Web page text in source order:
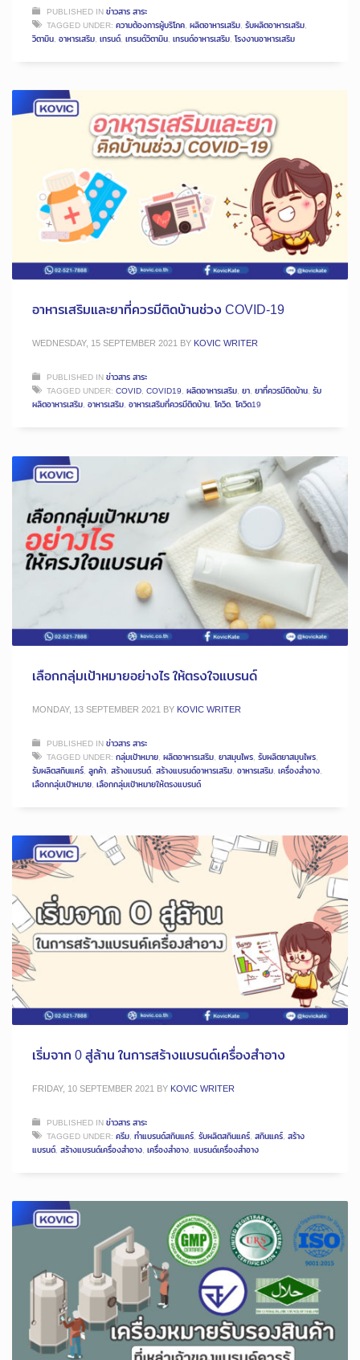
PUBLISHED INข่าวสาร สาระ
TAGGED UNDER: ความต้องการผู้บริโภค, ผลิตอาหารเสริม, รับผลิตอาหารเสริม,
วิตามิน, อาหารเสริม, เทรนด์, เทรนด์วิตามิน, เทรนด์อาหารเสริม, โรงงานอาหารเสริม
อาหารเสริมและยาที่ควรมีติดบ้านช่วง COVID-19
WEDNESDAY, 15 SEPTEMBER 2021 BY KOVIC WRITER
PUBLISHED INข่าวสาร สาระ
TAGGED UNDER: COVID, COVID19, ผลิตอาหารเสริม, ยา, ยาที่ควรมีติดบ้าน, รับ
ผลิตอาหารเสริม, อาหารเสริม, อาหารเสริมที่ควรมีติดบ้าน, โควิด, โควิด19
เลือกกลุ่มเป้าหมายอย่างไร ให้ตรงใจแบรนด์
MONDAY, 13 SEPTEMBER 2021 BY KOVIC WRITER
PUBLISHED INข่าวสาร สาระ
TAGGED UNDER: กลุ่มเป้าหมาย, ผลิตอาหารเสริม, ยาสมุนไพร, รับผลิตยาสมุนไพร,
รับผลิตสกินแคร์, ลูกค้า, สร้างแบรนด์, สร้างแบรนด์อาหารเสริม, อาหารเสริม, เครื่องสำอาง,
เลือกกลุ่มเป้าหมาย, เลือกกลุ่มเป้าหมายให้ตรงแบรนด์
เริ่มจาก 0 สู่ล้าน ในการสร้างแบรนด์เครื่องสำอาง
FRIDAY, 10 SEPTEMBER 2021 BY KOVIC WRITER
PUBLISHED INข่าวสาร สาระ
TAGGED UNDER: ครีม, ทำแบรนด์สกินแคร์, รับผลิตสกินแคร์, สกินแคร์, สร้าง
แบรนด์, สร้างแบรนด์เครื่องสำอาง, เครื่องสำอาง, แบรนด์เครื่องสำอาง